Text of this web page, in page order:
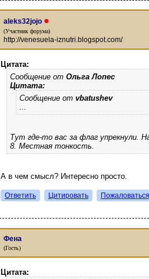
aleks32jojo ●
(Участник форума)
http://venesuela-iznutri.blogspot.com/
Цитата:
Сообщение от Ольга Лопес
Цитата:
Сообщение от vbatushev
...
Тут где-то вас за флаг упрекнули.
8. Местная тонкость.
А в чем смысл? Интересно просто.
Ответить Цитировать Пожаловаться
Фена
(Гость)
Цитата: